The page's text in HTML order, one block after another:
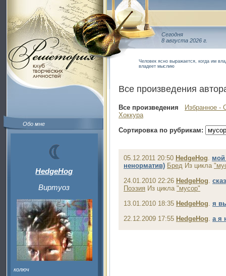
Обо мне
HedgeHog
Виртуоз
колюч
Сегодня
8 августа 2026 г.
Человек ясно выражается, когда им
владеет мыслию
Все произведения
Все произведения
Избранное -
Хоккура
Сортировка по рубрикам:
05.12.2011 20:50 HedgeHog. мой
ненорматив) Бред Из цикла
24.01.2010 22:26 HedgeHog.
Поэзия Из цикла "мусор"
13.01.2010 18:35 HedgeHog. я
22.12.2009 17:55 HedgeHog. а я